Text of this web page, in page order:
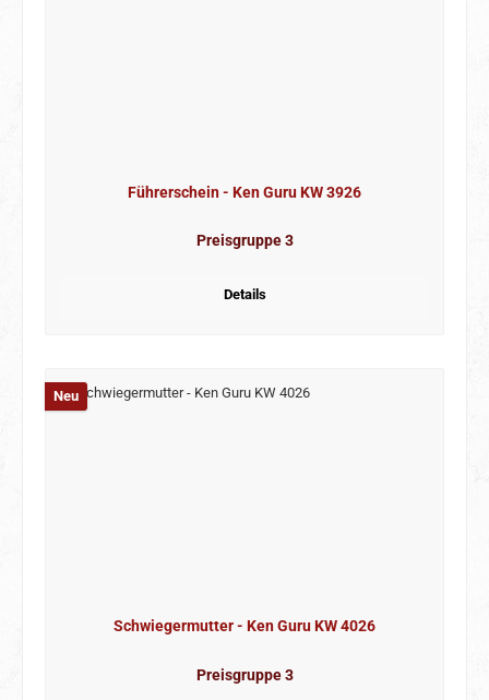
Führerschein - Ken Guru KW 3926
Preisgruppe 3
Details
Neu
Schwiegermutter - Ken Guru KW 4026
Preisgruppe 3